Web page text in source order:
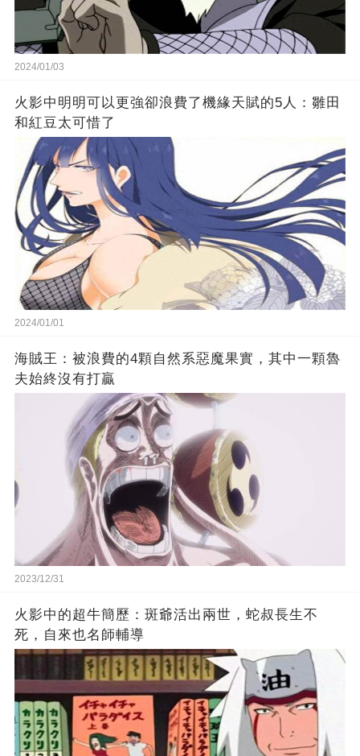
2024/01/03
火影中明明可以更強卻浪費了機緣天賦的5人：雛田
和紅豆太可惜了
2024/01/01
海賊王：被浪費的4顆自然系惡魔果實，其中一顆魯
夫始終沒有打贏
2023/12/31
火影中的超牛簡歷：斑爺活出兩世，蛇叔長生不
死，自來也名師輔導